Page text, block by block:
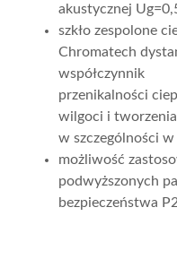
akustycznej
szkło zespolone
Chromatech
współczynnik
przenikalności
wilgoci i
w szczególności w
możliwość
podwyższonych
bezpieczeństwa